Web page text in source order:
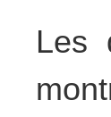
Les